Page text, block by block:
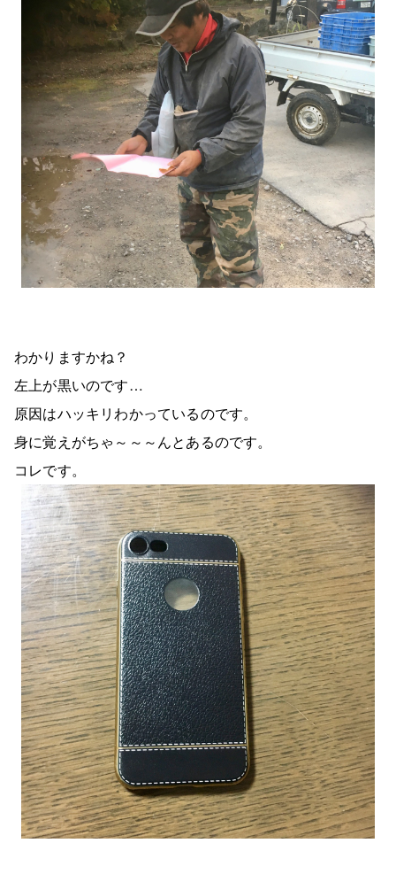
わかりますかね？
左上が黒いのです…
原因はハッキリわかっているのです。
身に覚えがちゃ～～～んとあるのです。
コレです。